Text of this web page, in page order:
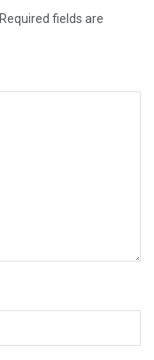
Required fields are